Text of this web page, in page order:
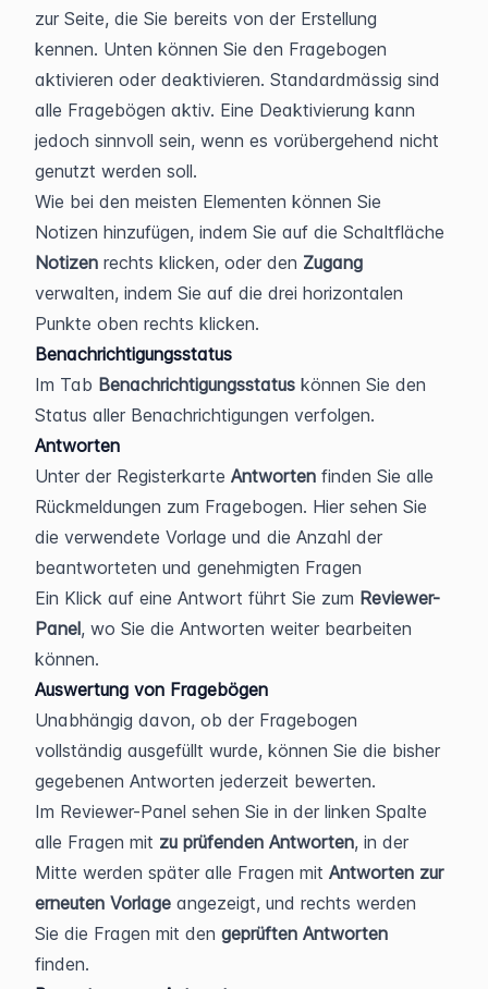
zur Seite, die Sie bereits von der Erstellung
kennen. Unten können Sie den Fragebogen
aktivieren oder deaktivieren. Standardmässig sind
alle Fragebögen aktiv. Eine Deaktivierung kann
jedoch sinnvoll sein, wenn es vorübergehend nicht
genutzt werden soll.
Wie bei den meisten Elementen können Sie
Notizen rechts klicken, oder den
verwalten, indem Sie auf die drei horizontalen
Punkte oben rechts klicken.
Benachrichtigungsstatus
Im Tab Benachrichtigungsstatus können Sie den
Status aller Benachrichtigungen verfolgen.
Antworten
Unter der Registerkarte Antworten finden Sie alle
Rückmeldungen zum Fragebogen. Hier sehen Sie
die verwendete Vorlage und die Anzahl der
beantworteten und genehmigten Fragen
Ein Klick auf eine Antwort führt Sie zum Reviewer-
Panel, wo Sie die Antworten weiter bearbeiten
können.
Auswertung von Fragebögen
Unabhängig davon, ob der Fragebogen
vollständig ausgefüllt wurde, können Sie die bisher
gegebenen Antworten jederzeit bewerten.
Im Reviewer-Panel sehen Sie in der linken Spalte
alle Fragen mit zu prüfenden Antworten, in der
Mitte werden später alle Fragen mit Antworten zur
erneuten Vorlage angezeigt, und rechts werden
Sie die Fragen mit den
finden.